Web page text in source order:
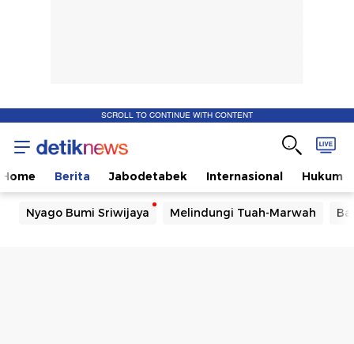
SCROLL TO CONTINUE WITH CONTENT
Home Berita Jabodetabek Internasional Hukum
Nyago Bumi Sriwijaya Melindungi Tuah-Marwah